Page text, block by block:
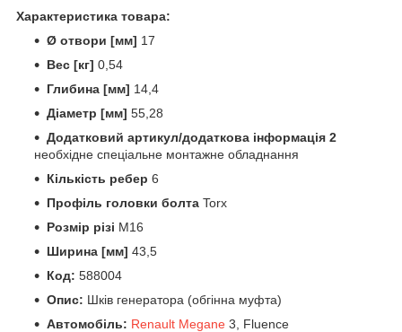
Характеристика товара:
Ø отвори [мм] 17
Вес [кг] 0,54
Глибина [мм] 14,4
Діаметр [мм] 55,28
Додатковий артикул/додаткова інформація 2
необхідне спеціальне монтажне обладнання
Кількість ребер 6
Профіль головки болта Torx
Розмір різі M16
Ширина [мм] 43,5
Код: 588004
Опис: Шків генератора (обгінна муфта)
Автомобіль: Renault Megane 3, Fluence